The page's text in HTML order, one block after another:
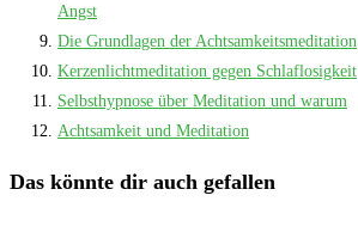
Angst
Die Grundlagen der Achtsamkeitsmeditation
Kerzenlichtmeditation gegen Schlaflosigkeit
Selbsthypnose über Meditation und warum
Achtsamkeit und Meditation
Das könnte dir auch gefallen